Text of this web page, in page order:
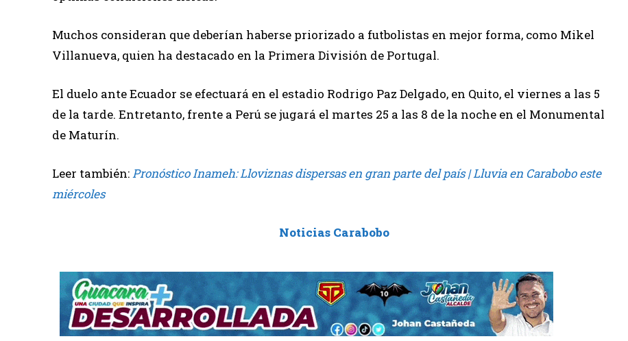
Muchos consideran que deberían haberse priorizado a futbolistas en mejor forma, como Mikel
Villanueva, quien ha destacado en la Primera División de Portugal.
El duelo ante Ecuador se efectuará en el estadio Rodrigo Paz Delgado, en Quito, el viernes a las 5
de la tarde. Entretanto, frente a Perú se jugará el martes 25 a las 8 de la noche en el Monumental
de Maturín.
Leer también:Pronóstico Inameh: Lloviznas dispersas en gran parte del país | Lluvia en Carabobo este
miércoles
Noticias Carabobo